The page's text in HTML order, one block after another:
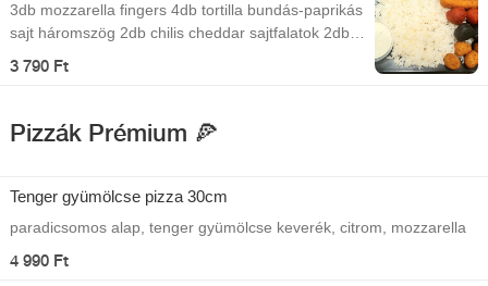
3db mozzarella fingers 4db tortilla bundás-paprikás
sajt háromszög 2db chilis cheddar sajtfalatok 2db
cheddar-jalapenos sajtfalatok Jázmin rizs
3 790 Ft
Pizzák Prémium 🍕
Tenger gyümölcse pizza 30cm
paradicsomos alap, tenger gyümölcse keverék, citrom, mozzarella
4 990 Ft